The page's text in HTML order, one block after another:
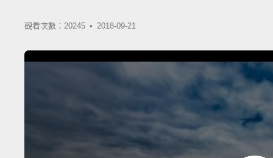
觀看次數：20245 • 2018-09-21